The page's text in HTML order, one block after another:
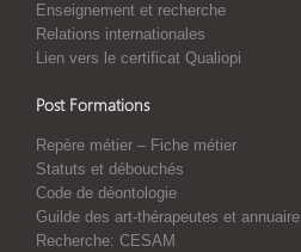
Enseignement et recherche
Relations internationales
Lien vers le certificat Qualiopi
Post Formations
Repère métier – Fiche métier
Statuts et débouchés
Code de déontologie
Guilde des art-thérapeutes et annuaire
Recherche: CESAM